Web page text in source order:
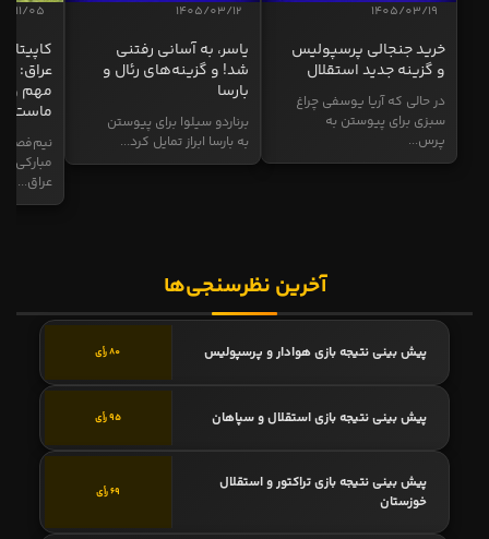
1405/03/19
خرید جنجالی پرسپولیس
و گزینه جدید استقلال
در حالی که آریا یوسفی چراغ
سبزی برای پیوستن به
پرس...
1405/03/12
یاسر، به آسانی رفتنی
شد! و گزینه‌های رئال و
بارسا
برناردو سیلوا برای پیوستن
به بارسا ابراز تمایل کرد...
11/05
عراق:
مهم و
ماست
نیم‌فصل
مبارکی
عراق...
آخرین نظرسنجی‌ها
پیش بینی نتیجه بازی هوادار و پرسپولیس 80 رأی
پیش بینی نتیجه بازی استقلال و سپاهان 95 رأی
پیش بینی نتیجه بازی تراکتور و استقلال
خوزستان
69 رأی